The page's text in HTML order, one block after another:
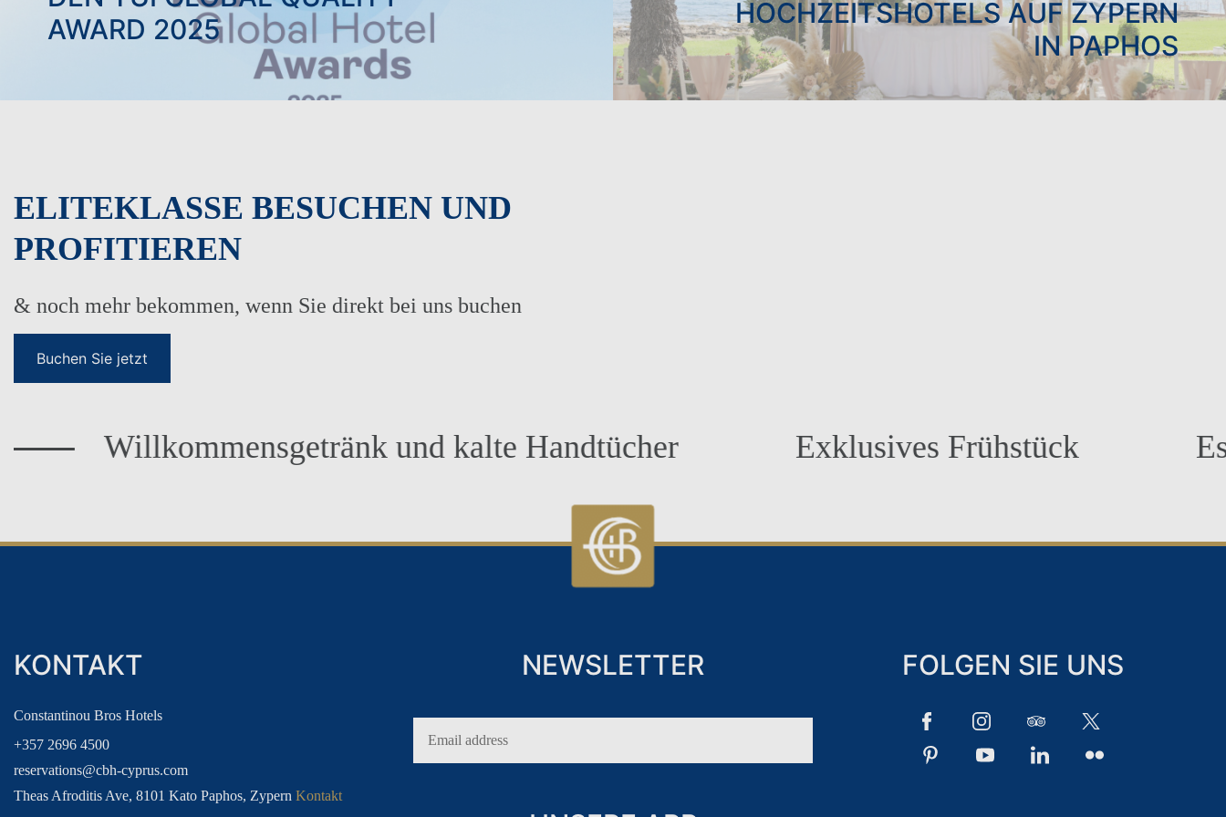
URLAUB NUR FÜR ERWACHSENE
HOCHZEITEN
TREUECLUB FÜR GÄSTE
AWARD 2025
HOCHZEITSHOTELS AUF ZYPERN
IN PAPHOS
ELITEKLASSE BESUCHEN UND
PROFITIEREN
& noch mehr bekommen, wenn Sie direkt bei uns buchen
Buchen Sie jetzt
und kalte Handtücher Exklusives Frühstück
KONTAKT
Constantinou Bros Hotels
+357 2696 4500
reservations@cbh-cyprus.com
Theas Afroditis Ave, 8101 Kato Paphos, Zypern Kontakt
NEWSLETTER FOLGEN SIE UNS